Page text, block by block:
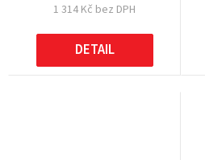
1 314 Kč bez DPH
DETAIL